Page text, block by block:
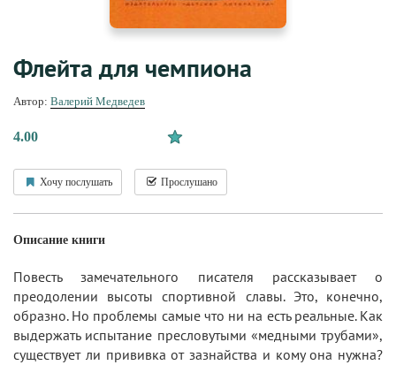
Флейта для чемпиона
Автор: Валерий Медведев
4.00
Хочу послушать Прослушано
Описание книги
Повесть замечательного писателя рассказывает о
преодолении высоты спортивной славы. Это, конечно,
образно. Но проблемы самые что ни на есть реальные. Как
выдержать испытание пресловутыми «медными трубами»,
существует ли прививка от зазнайства и кому она нужна?